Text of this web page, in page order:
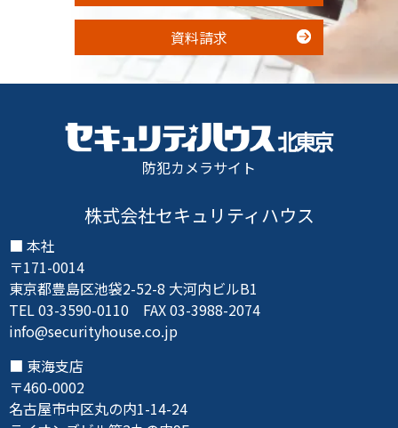
資料請求
防犯カメラサイト
株式会社セキュリティハウス
本社
〒171-0014
東京都豊島区池袋2-52-8 大河内ビルB1
TEL 03-3590-0110 FAX 03-3988-2074
info@securityhouse.co.jp
東海支店
〒460-0002
名古屋市中区丸の内1-14-24